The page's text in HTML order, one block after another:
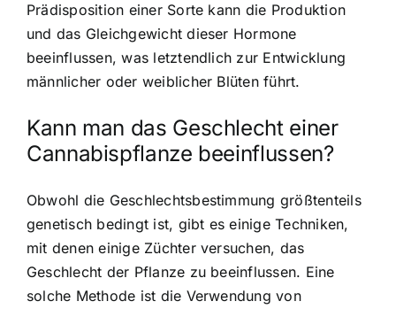
Prädisposition einer Sorte kann die Produktion
und das Gleichgewicht dieser Hormone
beeinflussen, was letztendlich zur Entwicklung
männlicher oder weiblicher Blüten führt.
Kann man das Geschlecht einer
Cannabispflanze beeinflussen?
Obwohl die Geschlechtsbestimmung größtenteils
genetisch bedingt ist, gibt es einige Techniken,
mit denen einige Züchter versuchen, das
Geschlecht der Pflanze zu beeinflussen. Eine
solche Methode ist die Verwendung von